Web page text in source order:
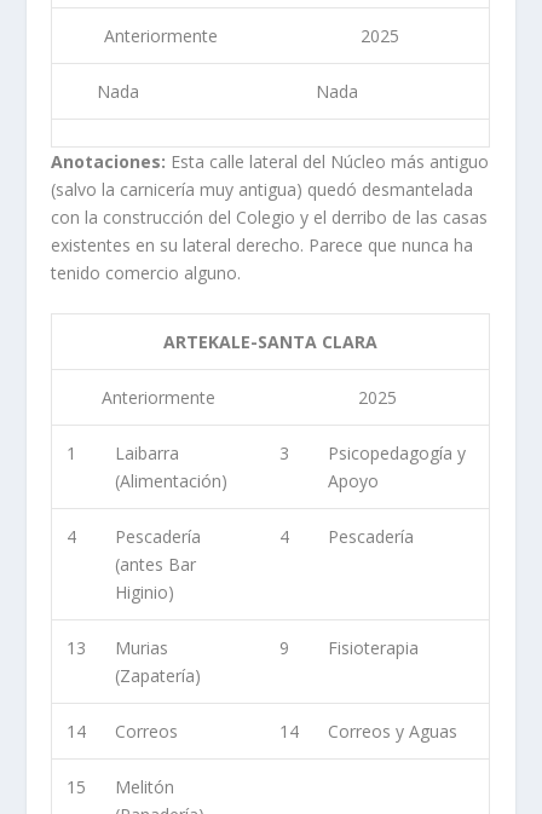
Anteriormente 2025
Nada Nada
Anotaciones: Esta calle lateral del Núcleo más antiguo
(salvo la carnicería muy antigua) quedó desmantelada
con la construcción del Colegio y el derribo de las casas
existentes en su lateral derecho. Parece que nunca ha
tenido comercio alguno.
ARTEKALE-SANTA CLARA
Anteriormente 2025
1
Laibarra
(Alimentación)
3
Psicopedagogía y
Apoyo
4
Pescadería
(antes Bar
Higinio)
4 Pescadería
13
Murias
(Zapatería)
9 Fisioterapia
14 Correos 14 Correos y Aguas
15
Melitón